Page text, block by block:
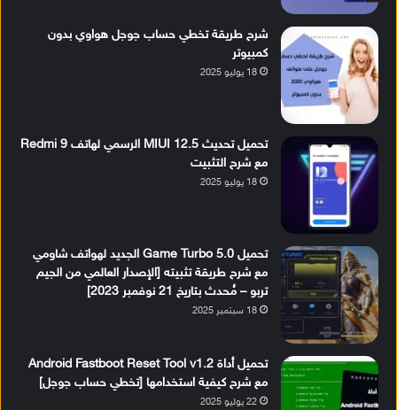
شرح طريقة تخطي حساب جوجل هواوي بدون
كمبيوتر
18 يوليو 2025
تحميل تحديث MIUI 12.5 الرسمي لهاتف Redmi 9
مع شرح التثبيت
18 يوليو 2025
تحميل Game Turbo 5.0 الجديد لهواتف شاومي
مع شرح طريقة تثبيته [الإصدار العالمي من الجيم
تربو – مُحدث بتاريخ 21 نوفمبر 2023]
18 سبتمبر 2025
تحميل أداة Android Fastboot Reset Tool v1.2
مع شرح كيفية استخدامها [تخطي حساب جوجل]
22 يوليو 2025